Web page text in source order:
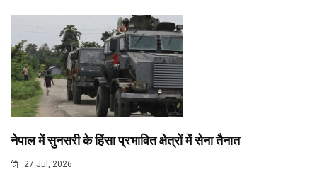
नेपाल में सुनसरी के हिंसा प्रभावित क्षेत्रों में सेना तैनात
27 Jul, 2026